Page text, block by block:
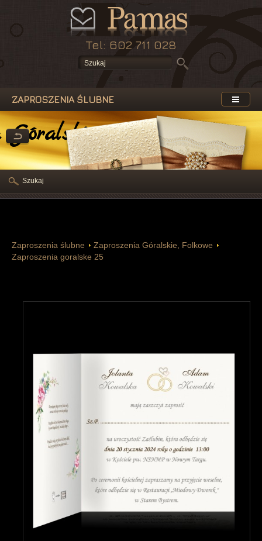
Góralskie, Folkowe
Tel: 602 711 028
ZAPROSZENIA ŚLUBNE
Zaproszenia ślubne
Zaproszenia Góralskie, Folkowe
Zaproszenia goralske 25
Szukaj